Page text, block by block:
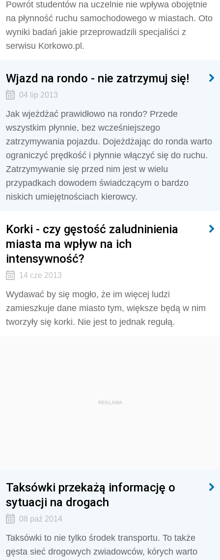
Powrót studentów na uczelnie nie wpływa obojętnie
na płynność ruchu samochodowego w miastach. Oto
wyniki badań jakie przeprowadzili specjaliści z
serwisu Korkowo.pl.
Wjazd na rondo - nie zatrzymuj się!
04 lip 2013
Jak wjeżdżać prawidłowo na rondo? Przede
wszystkim płynnie, bez wcześniejszego
zatrzymywania pojazdu. Dojeżdżając do ronda warto
ograniczyć prędkość i płynnie włączyć się do ruchu.
Zatrzymywanie się przed nim jest w wielu
przypadkach dowodem świadczącym o bardzo
niskich umiejętnościach kierowcy.
Korki - czy gęstość zaludninienia
miasta ma wpływ na ich
intensywność?
14 cze 2013
Wydawać by się mogło, że im więcej ludzi
zamieszkuje dane miasto tym, większe będą w nim
tworzyły się korki. Nie jest to jednak regułą.
REKLAMA
Taksówki przekażą informację o
sytuacji na drogach
08 paź 2014
Taksówki to nie tylko środek transportu. To także
gęsta sieć drogowych zwiadowców, kórych warto